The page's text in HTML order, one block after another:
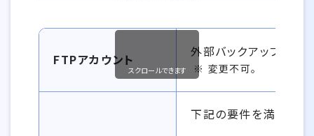
外部バックアップサービスアカウント新規作成の情報一覧
FTPアカウント
外部バックアップサー
変更不可。
下記の要件を満たすパ
スクロールできます